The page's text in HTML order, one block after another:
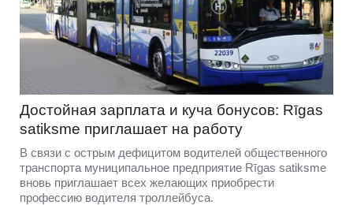
Достойная зарплата и куча бонусов: Rīgas
satiksme приглашает на работу
В связи с острым дефицитом водителей общественного
транспорта муниципальное предприятие Rīgas satiksme
вновь приглашает всех желающих приобрести
профессию водителя троллейбуса.